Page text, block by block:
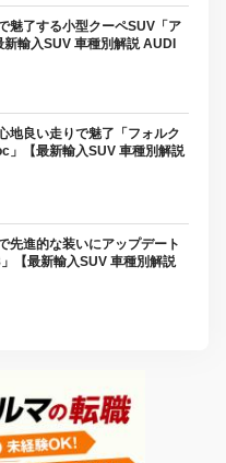
魅了する小型クーペSUV「ア
新輸入SUV 車種別解説 AUDI
地良い走りで魅了「フォルク
」【最新輸入SUV 車種別解説
先進的な装いにアップデート
」【最新輸入SUV 車種別解説